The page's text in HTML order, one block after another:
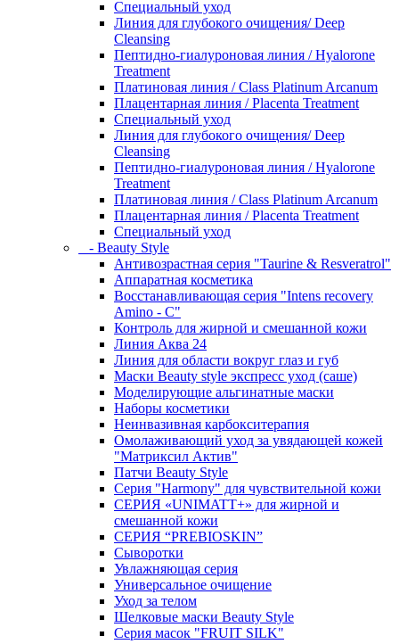
Специальный уход
Линия для глубокого очищения/ Deep
Cleansing
Пептидно-гиалуроновая линия / Hyalorone
Treatment
Платиновая линия / Class Platinum Arcanum
Плацентарная линия / Placenta Treatment
Специальный уход
Линия для глубокого очищения/ Deep
Cleansing
Пептидно-гиалуроновая линия / Hyalorone
Treatment
Платиновая линия / Class Platinum Arcanum
Плацентарная линия / Placenta Treatment
Специальный уход
- Beauty Style
Антивозрастная серия "Taurine & Resveratrol"
Аппаратная косметика
Восстанавливающая серия "Intens recovery
Amino - C"
Контроль для жирной и смешанной кожи
Линия Аква 24
Линия для области вокруг глаз и губ
Маски Beauty style экспресс уход (саше)
Моделирующие альгинатные маски
Наборы косметики
Неинвазивная карбокситерапия
Омолаживающий уход за увядающей кожей
"Матриксил Актив"
Патчи Beauty Style
Серия "Harmony" для чувствительной кожи
СЕРИЯ «UNIMATT+» для жирной и
смешанной кожи
СЕРИЯ “PREBIOSKIN”
Сыворотки
Увлажняющая серия
Универсальное очищение
Уход за телом
Шелковые маски Beauty Style
Серия масок "FRUIT SILK"